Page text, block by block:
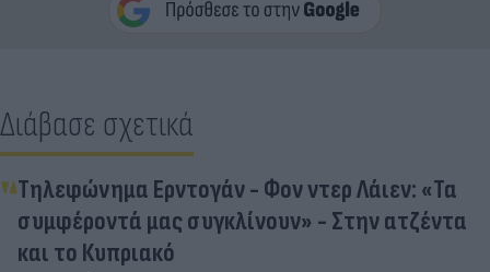
Διάβασε σχετικά
Τηλεφώνημα Ερντογάν - Φον ντερ Λάιεν: «Τα
συμφέροντά μας συγκλίνουν» - Στην ατζέντα
και το Κυπριακό